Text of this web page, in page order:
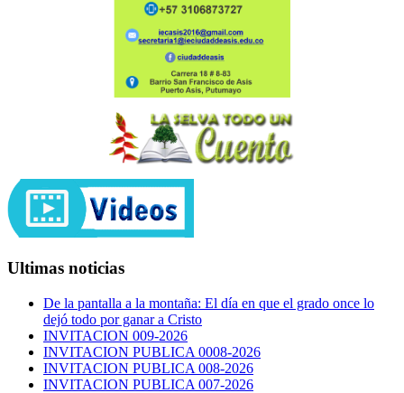
Ultimas noticias
De la pantalla a la montaña: El día en que el grado once lo
dejó todo por ganar a Cristo
INVITACION 009-2026
INVITACION PUBLICA 0008-2026
INVITACION PUBLICA 008-2026
INVITACION PUBLICA 007-2026